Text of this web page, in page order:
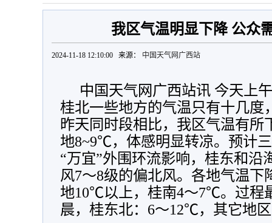
我区气温明显下降 公众
2024-11-18 12:10:00 来源： 中国天气网广西站
中国天气网广西站讯 今天上
桂北一些地方的气温只有十几度
昨天同时段相比，我区气温有
地8~9℃，体感明显转凉。预计
“万宜”外围环流影响，桂东和沿
风7～8级的偏北风。各地气温
地10℃以上，桂南4～7℃。过程
晨，桂东北：6～12℃，其它地